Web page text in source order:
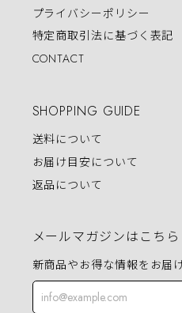
プライバシーポリシー
特定商取引法に基づく表記
CONTACT
SHOPPING GUIDE
送料について
お届け目安について
返品について
メールマガジンはこちら
新商品やお得な情報をお届